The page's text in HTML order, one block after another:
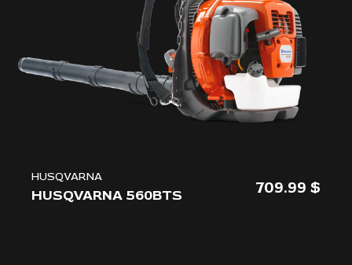
HUSQVARNA
HUSQVARNA 560BTS 709.99